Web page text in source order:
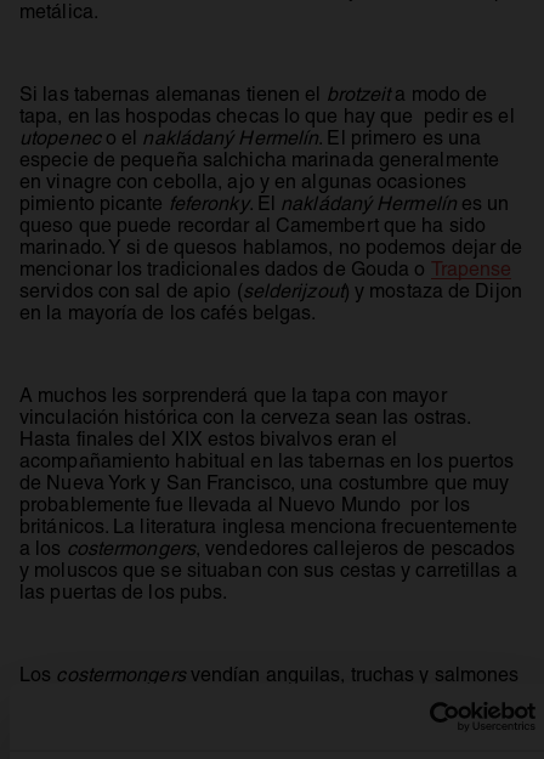
metálica.
Si las tabernas alemanas tienen el brotzeita modo de
tapa, en las hospodas checas lo que hay que pedir es el
utopenec o el nakládaný Hermelín. El primero es una
especie de pequeña salchicha marinada generalmente
en vinagre con cebolla, ajo y en algunas ocasiones
pimiento picante feferonky. El nakládaný Hermelín es un
queso que puede recordar al Camembert que ha sido
marinado. Y si de quesos hablamos, no podemos dejar de
mencionar los tradicionales dados de Gouda o Trapense
servidos con sal de apio (selderijzout) y mostaza de Dijon
en la mayoría de los cafés belgas.
A muchos les sorprenderá que la tapa con mayor
vinculación histórica con la cerveza sean las ostras.
Hasta finales del XIX estos bivalvos eran el
acompañamiento habitual en las tabernas en los puertos
de Nueva York y San Francisco, una costumbre que muy
probablemente fue llevada al Nuevo Mundo por los
británicos. La literatura inglesa menciona frecuentemente
a los costermongers, vendedores callejeros de pescados
y moluscos que se situaban con sus cestas y carretillas a
las puertas de los pubs.
Los costermongersvendían anguilas, truchas y salmones
pescados en el Támesis, pero la “tapa” favorita de los
–, eran las